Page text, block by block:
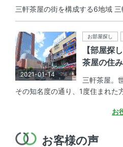
三軒茶屋の街を構成する6地域
2021-01-14
お部屋探し
【部屋探
茶屋の住
三軒茶屋。
その知名度の通り、1度住まれた
お
お客様の声